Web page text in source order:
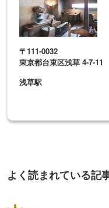
〒111-0032
東京都台東区浅草 4-7-11
浅草駅
よく読まれている記